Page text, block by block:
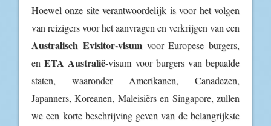
Hoewel onze site verantwoordelijk is voor het volgen
van reizigers voor het aanvragen en verkrijgen van een
Australisch Evisitor-visumvoor Europese burgers,
enETA Australië-visum voor burgers van bepaalde
staten, waaronder Amerikanen, Canadezen,
Japanners, Koreanen, Maleisiërs en Singapore, zullen
we een korte beschrijving geven van de belangrijkste